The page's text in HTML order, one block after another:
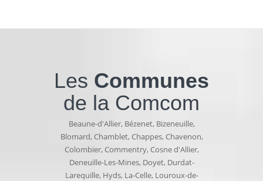
Les Communes
de la Comcom
Beaune-d'Allier, Bézenet, Bizeneuille,
Blomard, Chamblet,Chappes,Chavenon,
Colombier, Commentry,Cosne d'Allier,
Deneuille-Les-Mines, Doyet, Durdat-
Larequille, Hyds, La-Celle, Louroux-de-